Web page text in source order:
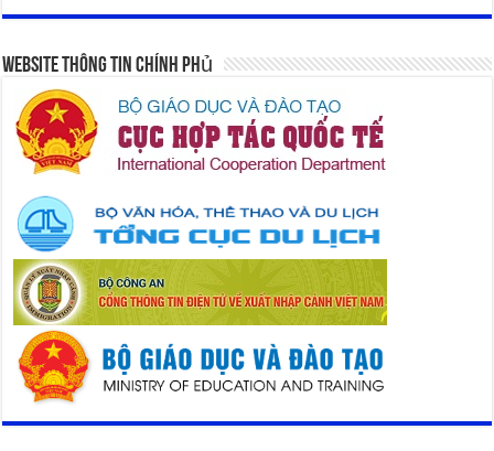
Website Thông Tin Chính Phủ